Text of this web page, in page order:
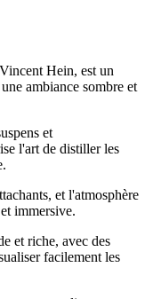
Hein, est un
ambiance sombre et
et
l'art de distiller les
et l'atmosphère
immersive.
et riche, avec des
facilement les